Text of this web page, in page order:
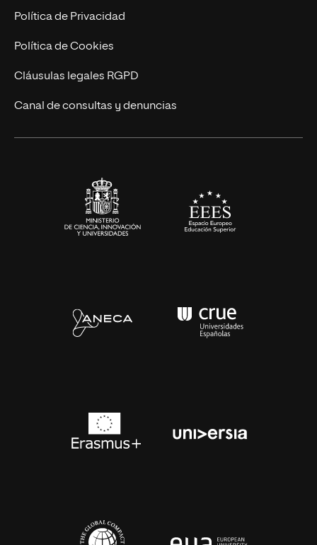
Postgrados
Cursos Universitarios
Trabaja en UNIR
Actualidad
UNIR Revista
Eventos
Política de Privacidad
Política de Cookies
Cláusulas legales RGPD
Canal de consultas y denuncias